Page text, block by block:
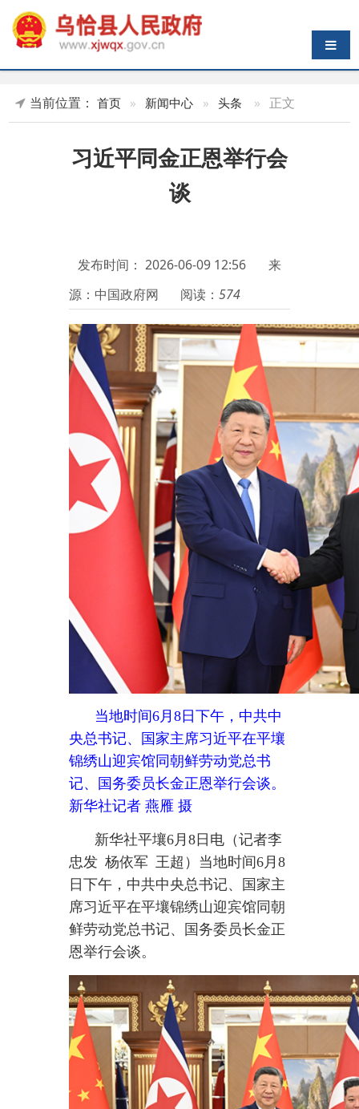
导航切换
谈
源：中国政府网
阅读： 574
当地时间 6月8日下午，中共中
央总书记、国家主席习近平在平壤
锦绣山迎宾馆同朝鲜劳动党总书
记、国务委员长金正恩举行会谈。
新华社记者 燕雁 摄
新华社平壤6月8日电（记者李
忠发 杨依军 王超）当地时间6月8
日下午，中共中央总书记、国家主
席习近平在平壤锦绣山迎宾馆同朝
恩举行会谈。